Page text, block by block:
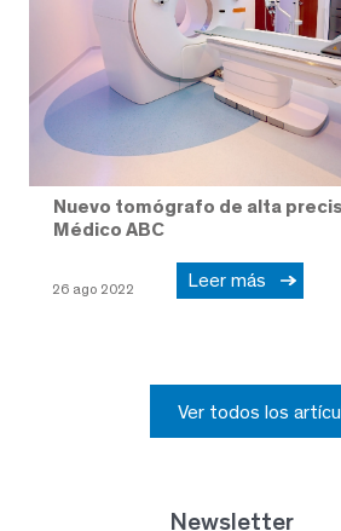
Nuevo tomógrafo de alta
Médico ABC
26 ago 2022 Leer más
Ver todos los
Newsletter